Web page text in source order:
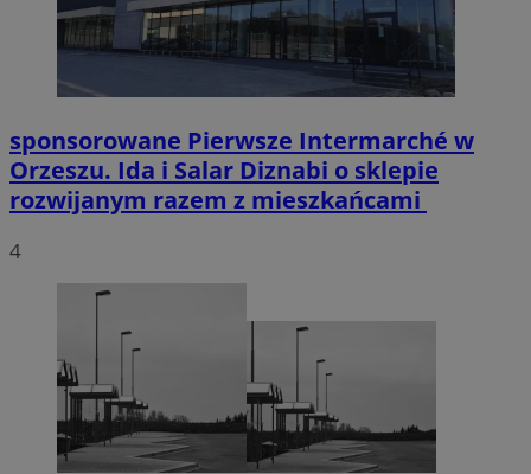
sponsorowane Pierwsze Intermarché w
Orzeszu. Ida i Salar Diznabi o sklepie
rozwijanym razem z mieszkańcami
4